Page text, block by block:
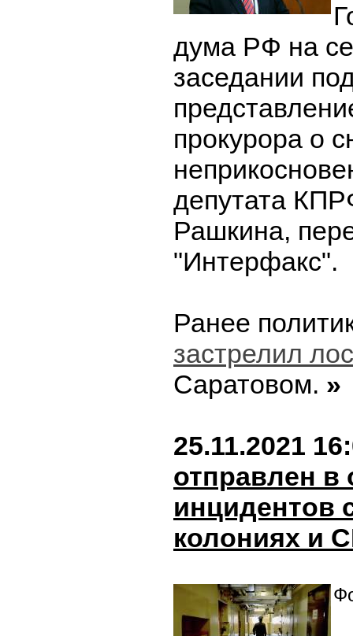
дума РФ на
заседании
прокурора о
депутата
Рашкина,
"Интерфакс".
Ранее
застрелил
Саратовом. »
25.11.2021
отправлен в
инцидентов
колониях и